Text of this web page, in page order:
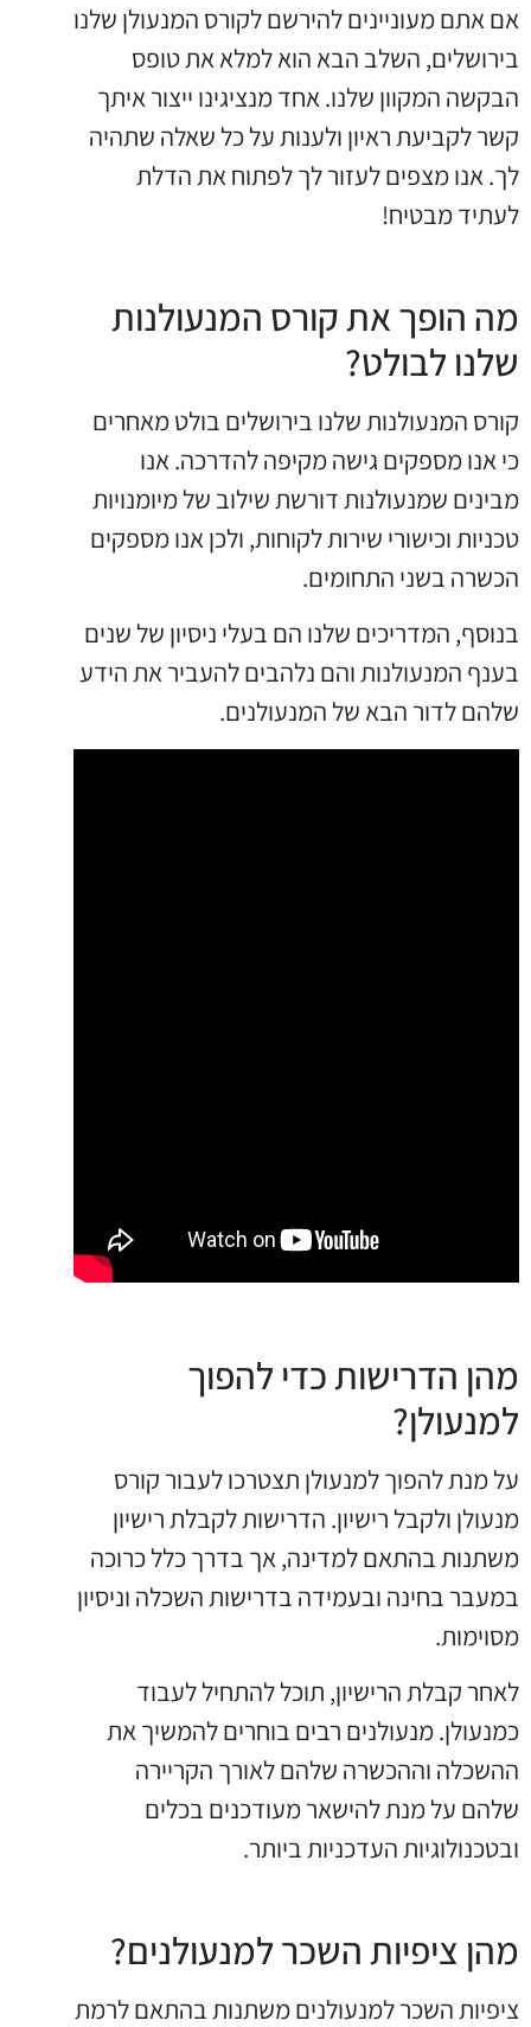
אם אתם מעוניינים להירשם לקורס המנעולן שלנו
בירושלים, השלב הבא הוא למלא את טופס
הבקשה המקוון שלנו. אחד מנציגינו ייצור איתך
קשר לקביעת ראיון ולענות על כל שאלה שתהיה
לך. אנו מצפים לעזור לך לפתוח את הדלת
לעתיד מבטיח!
מה הופך את קורס המנעולנות
שלנו לבולט?
קורס המנעולנות שלנו בירושלים בולט מאחרים
כי אנו מספקים גישה מקיפה להדרכה. אנו
מבינים שמנעולנות דורשת שילוב של מיומנויות
טכניות וכישורי שירות לקוחות, ולכן אנו מספקים
הכשרה בשני התחומים.
בנוסף, המדריכים שלנו הם בעלי ניסיון של שנים
בענף המנעולנות והם נלהבים להעביר את הידע
שלהם לדור הבא של המנעולנים.
מהן הדרישות כדי להפוך
למנעולן?
על מנת להפוך למנעולן תצטרכו לעבור קורס
מנעולן ולקבל רישיון. הדרישות לקבלת רישיון
משתנות בהתאם למדינה, אך בדרך כלל כרוכה
במעבר בחינה ובעמידה בדרישות השכלה וניסיון
מסוימות.
לאחר קבלת הרישיון, תוכל להתחיל לעבוד
כמנעולן. מנעולנים רבים בוחרים להמשיך את
ההשכלה וההכשרה שלהם לאורך הקריירה
שלהם על מנת להישאר מעודכנים בכלים
ובטכנולוגיות העדכניות ביותר.
מהן ציפיות השכר למנעולנים?
ציפיות השכר למנעולנים משתנות בהתאם לרמת